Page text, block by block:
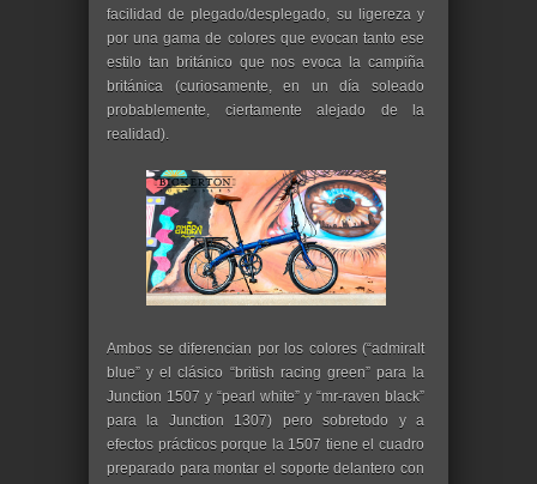
facilidad de plegado/desplegado, su ligereza y
por una gama de colores que evocan tanto ese
estilo tan británico que nos evoca la campiña
británica (curiosamente, en un día soleado
probablemente, ciertamente alejado de la
realidad).
Ambos se diferencian por los colores (“admiralt
blue” y el clásico “british racing green” para la
Junction 1507 y “pearl white” y “mr-raven black”
para la Junction 1307) pero sobretodo y a
efectos prácticos porque la 1507 tiene el cuadro
preparado para montar el soporte delantero con